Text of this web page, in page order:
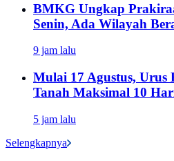
BMKG Ungkap
Senin, Ada Wilayah
9 jam lalu
Mulai 17 Agustus,
Tanah Maksimal 10
5 jam lalu
Selengkapnya